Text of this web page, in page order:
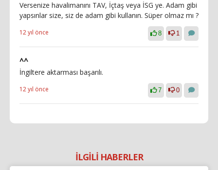
Versenize havalimanını TAV, İçtaş veya İSG ye. Adam gibi
yapsınlar size, siz de adam gibi kullanın. Süper olmaz mı ?
12 yıl önce 8 1
^^
İngiltere aktarması başarılı.
12 yıl önce 7 0
İLGİLİ HABERLER